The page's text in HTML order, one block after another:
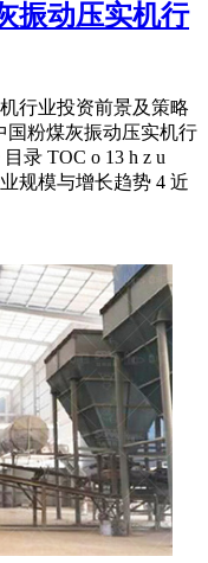
振动压实机行
行业投资前景及策略
国粉煤灰振动压实机行
录 TOC o 13 h z u
规模与增长趋势 4 近